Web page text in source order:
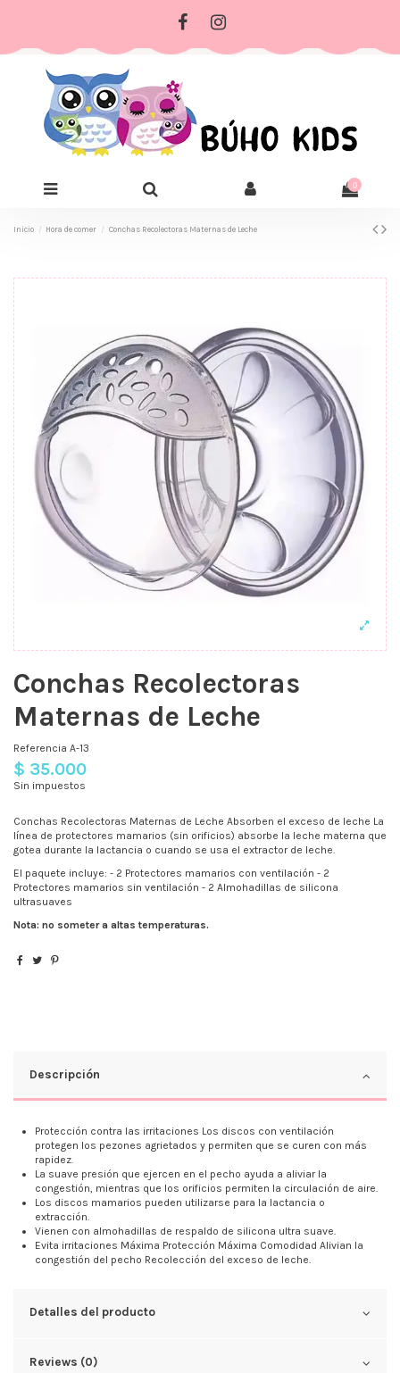
0
Inicio Hora de comer Conchas Recolectoras Maternas de Leche
Conchas Recolectoras
Maternas de Leche
Referencia A-13
$ 35.000
Sin impuestos
Conchas Recolectoras Maternas de Leche Absorben el exceso de leche La
línea de protectores mamarios (sin orificios) absorbe la leche materna que
gotea durante la lactancia o cuando se usa el extractor de leche.
El paquete incluye: - 2 Protectores mamarios con ventilación - 2
Protectores mamarios sin ventilación - 2 Almohadillas de silicona
ultrasuaves
Nota: no someter a altas temperaturas.
Descripción
Protección contra las irritaciones Los discos con ventilación
protegen los pezones agrietados y permiten que se curen con más
rapidez.
La suave presión que ejercen en el pecho ayuda a aliviar la
congestión, mientras que los orificios permiten la circulación de aire.
Los discos mamarios pueden utilizarse para la lactancia o
extracción.
Vienen con almohadillas de respaldo de silicona ultra suave.
Evita irritaciones Máxima Protección Máxima Comodidad Alivian la
congestión del pecho Recolección del exceso de leche.
Detalles del producto
Reviews (0)